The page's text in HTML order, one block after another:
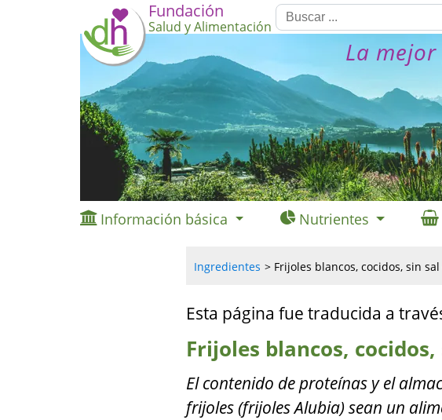
Fundación
Salud y Alimentación
La
Información básica Nutrientes
Ingredientes Frijoles blancos, cocidos, sin
Esta página fue traducida a
Frijoles blancos,
El contenido de proteínas y el
frijoles (frijoles Alubia) sean un